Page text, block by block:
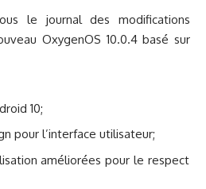
le journal des modifications
OxygenOS 10.0.4 basé sur
10;
pour l’interface utilisateur;
améliorées pour le respect